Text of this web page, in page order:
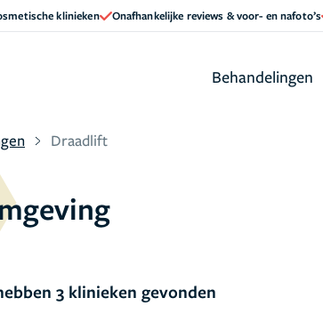
klinieken Onafhankelijke reviews & voor- en nafoto’s
Behandelingen
Draadlift
3 klinieken gevonden